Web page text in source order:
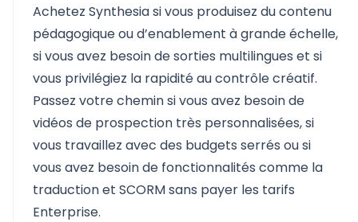
Achetez Synthesia si vous produisez du contenu
pédagogique ou d’enablement à grande échelle,
si vous avez besoin de sorties multilingues et si
vous privilégiez la rapidité au contrôle créatif.
Passez votre chemin si vous avez besoin de
vidéos de prospection très personnalisées, si
vous travaillez avec des budgets serrés ou si
vous avez besoin de fonctionnalités comme la
traduction et SCORM sans payer les tarifs
Enterprise.